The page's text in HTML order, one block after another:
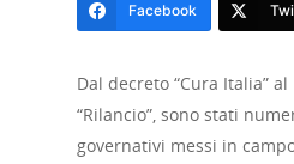
Facebook
Dal decreto “Cura Italia”
“Rilancio”, sono stati
governativi messi in